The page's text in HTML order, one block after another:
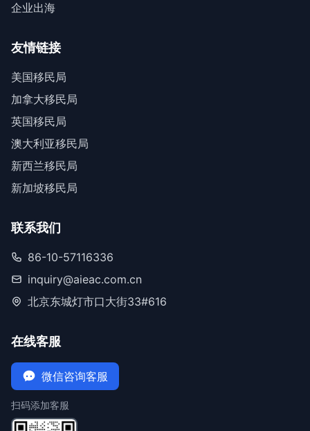
企业出海
友情链接
美国移民局
加拿大移民局
英国移民局
澳大利亚移民局
新西兰移民局
新加坡移民局
联系我们
86-10-57116336
inquiry@aieac.com.cn
北京东城灯市口大街33#616
在线客服
微信咨询客服
扫码添加客服